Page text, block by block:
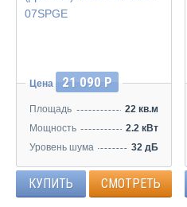
Цена 21 090 Р
Площадь
22 кв.м
Мощность
2.2 кВт
Уровень шума
32 дБ
КУПИТЬ СМОТРЕТЬ